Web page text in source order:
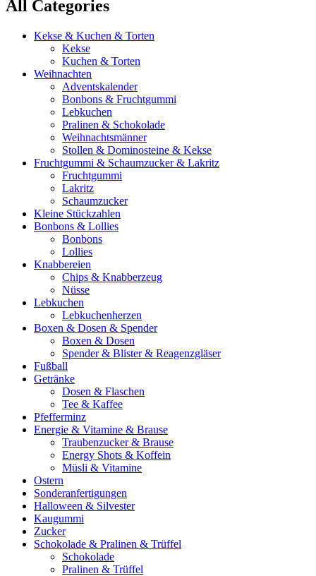
All Categories
Kekse & Kuchen & Torten
Kekse
Kuchen & Torten
Weihnachten
Adventskalender
Bonbons & Fruchtgummi
Lebkuchen
Pralinen & Schokolade
Weihnachtsmänner
Stollen & Dominosteine & Kekse
Fruchtgummi & Schaumzucker & Lakritz
Fruchtgummi
Lakritz
Schaumzucker
Kleine Stückzahlen
Bonbons & Lollies
Bonbons
Lollies
Knabbereien
Chips & Knabberzeug
Nüsse
Lebkuchen
Lebkuchenherzen
Boxen & Dosen & Spender
Boxen & Dosen
Spender & Blister & Reagenzgläser
Fußball
Getränke
Dosen & Flaschen
Tee & Kaffee
Pfefferminz
Energie & Vitamine & Brause
Traubenzucker & Brause
Energy Shots & Koffein
Müsli & Vitamine
Ostern
Sonderanfertigungen
Halloween & Silvester
Kaugummi
Zucker
Schokolade & Pralinen & Trüffel
Schokolade
Pralinen & Trüffel